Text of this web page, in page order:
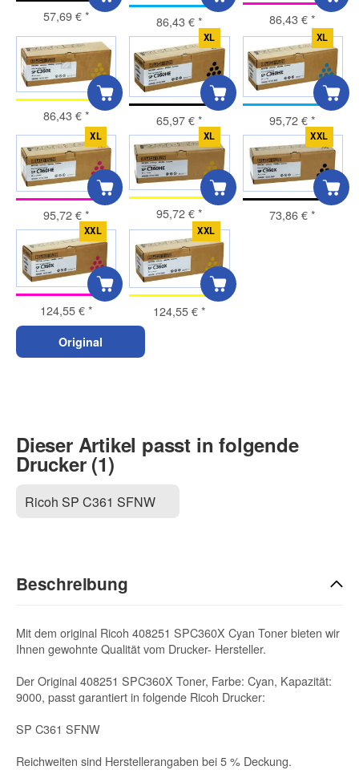
57,69 €* 86,43 €* 86,43 €*
86,43 €*
XL
65,97 €*
XL
95,72 €*
XL
95,72 €*
XL
95,72 €*
XXL
73,86 €*
XXL
124,55 €*
XXL
124,55 €*
Original
Dieser Artikel passt in folgende
Drucker (1)
Ricoh SP C361 SFNW
Beschreibung
Mit dem original Ricoh 408251 SPC360X Cyan Toner bieten wir
Ihnen gewohnte Qualität vom Drucker- Hersteller.
Der Original 408251 SPC360X Toner, Farbe: Cyan, Kapazität:
9000, passt garantiert in folgende Ricoh Drucker:
SP C361 SFNW
Reichweiten sind Herstellerangaben bei 5 % Deckung.